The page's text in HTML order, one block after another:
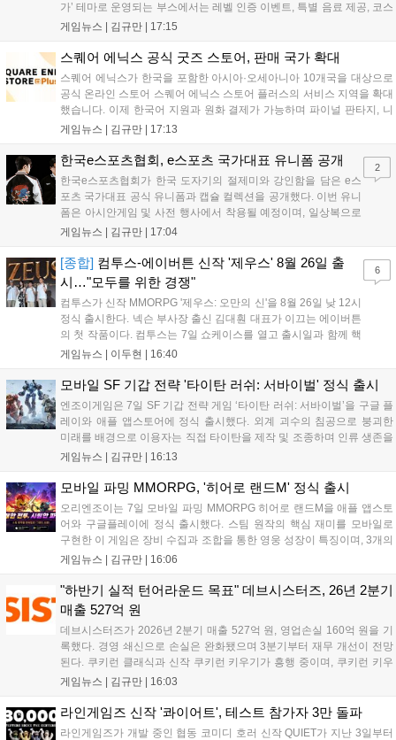
가’ 테마로 운영되는 부스에서는 레벨 인증 이벤트, 특별 음료 제공, 코스
프레 모델 포토존 등 다채로운 행사가 진행된다. 유명 코스어 7인이 캐릭
세한 정보는 공식 커뮤니티에서 확인 가능하다....
게임뉴스 | 김규만 17:15
스퀘어 에닉스 공식 굿즈 스토어, 판매 국가 확대
스퀘어 에닉스가 한국을 포함한 아시아·오세아니아 10개국을 대상으로
공식 온라인 스토어 스퀘어 에닉스 스토어 플러스의 서비스 지역을 확대
했습니다. 이제 한국어 지원과 원화 결제가 가능하며 파이널 판타지, 니
어 등 주요 게임의 피규어, 굿즈를 구매할 수 있습니다. 신상품이 순차적
용 가능합니다....
게임뉴스 | 김규만 17:13
한국e스포츠협회, e스포츠 국가대표 유니폼 공개
한국e스포츠협회가 한국 도자기의 절제미와 강인함을 담은 e스
포츠 국가대표 공식 유니폼과 캡슐 컬렉션을 공개했다. 이번 유니
폼은 아시안게임 및 사전 행사에서 착용될 예정이며, 일상복으로
구성된 컬렉션은 오는 8월 28일부터 골스튜디오 공식 홈페이지
서는 대회 규정에 따라 별도의 유니폼을 착용할 계획이다....
게임뉴스 | 김규만 17:04
2
[종합] 컴투스-에이버튼 신작 '제우스' 8월 26일 출
시…"모두를 위한 경쟁"
컴투스가 신작 MMORPG '제우스: 오만의 신'을 8월 26일 낮 12시
정식 출시한다. 넥슨 부사장 출신 김대훤 대표가 이끄는 에이버튼
의 첫 작품이다. 컴투스는 7일 쇼케이스를 열고 출시일과 함께 핵
심 콘텐츠, 유료화 정책, 운영 방향을 공개했다. 캐릭터명 선점은
의 오만으로 균열이...
게임뉴스 | 이두현 16:40
6
모바일 SF 기갑 전략 '타이탄 러쉬: 서바이벌' 정식 출시
엔조이게임은 7일 SF 기갑 전략 게임 ‘타이탄 러쉬: 서바이벌’을 구글 플
레이와 애플 앱스토어에 정식 출시했다. 외계 괴수의 침공으로 붕괴한
미래를 배경으로 이용자는 직접 타이탄을 제작 및 조종하며 인류 생존을
위한 전투를 펼친다. 지휘관 모집, 피난처 운영, 연맹 협동 콘텐츠가 특징
지원 보상을 제공한다. 상세 내용은 공식 커뮤니티에서 확인 가능하다....
게임뉴스 | 김규만 16:13
모바일 파밍 MMORPG, '히어로 랜드M' 정식 출시
오리엔조이는 7일 모바일 파밍 MMORPG 히어로 랜드M을 애플 앱스토
어와 구글플레이에 정식 출시했다. 스팀 원작의 핵심 재미를 모바일로
구현한 이 게임은 장비 수집과 조합을 통한 영웅 성장이 특징이며, 3개의
무기 스킬을 활용한 전략적 전투와 길드전 등 다양한 콘텐츠를 제공한
혜택을 지급하며, 상세 내용은 공식 라운지에서 확인할 수 있다. 이용자
는 게임 접속 및 주요 콘텐츠 플레이를 통해 성장을 지원받을 수 있다....
게임뉴스 | 김규만 16:06
"하반기 실적 턴어라운드 목표" 데브시스터즈, 26년 2분기
매출 527억 원
데브시스터즈가 2026년 2분기 매출 527억 원, 영업손실 160억 원을 기
록했다. 경영 쇄신으로 손실은 완화됐으며 3분기부터 재무 개선이 전망
된다. 쿠키런 클래식과 신작 쿠키런 키우기가 흥행 중이며, 쿠키런 키우
기는 13일 첫 업데이트를 시작으로 2주 간격의 콘텐츠를 제공한다. 또한
이다. 회사는 비용 효율화와 신작 흥행을 통해 하반기 실적 턴어라운드
를 이끌 방침이다....
게임뉴스 | 김규만 16:03
라인게임즈 신작 '콰이어트', 테스트 참가자 3만 돌파
라인게임즈가 개발 중인 협동 코미디 호러 신작 QUIET가 지난 3일부터